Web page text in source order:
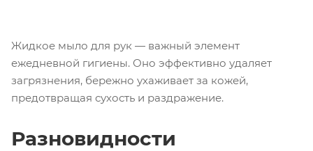
Жидкое мыло для рук — важный элемент
ежедневной гигиены. Оно эффективно удаляет
загрязнения, бережно ухаживает за кожей,
предотвращая сухость и раздражение.
Разновидности